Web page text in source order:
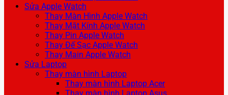
Sửa Apple Watch
Thay Màn Hình Apple Watch
Thay Mặt Kính Apple Watch
Thay Pin Apple Watch
Thay Đế Sạc Apple Watch
Thay Main Apple Watch
Sửa Laptop
Thay màn hình Laptop
Thay màn hình Laptop Acer